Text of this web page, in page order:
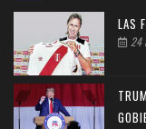
LAS
24